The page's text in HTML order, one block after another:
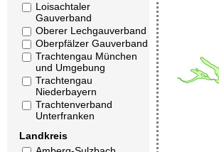
Loisachtaler
Gauverband
Oberer Lechgauverband
Oberpfälzer Gauverband
Trachtengau München
und Umgebung
Trachtengau
Niederbayern
Trachtenverband
Unterfranken
Landkreis